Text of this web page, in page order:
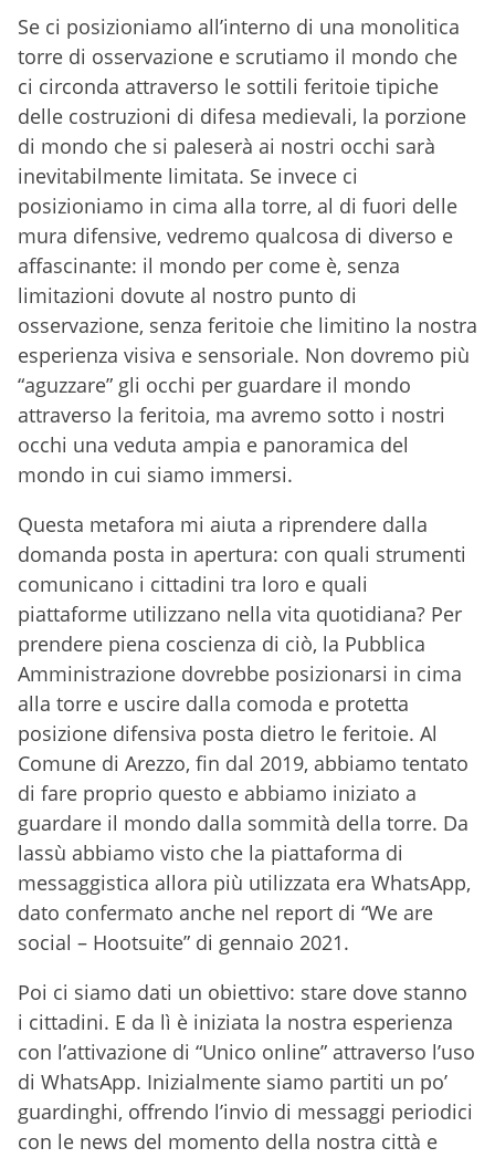
Se ci posizioniamo all’interno di una monolitica
torre di osservazione e scrutiamo il mondo che
ci circonda attraverso le sottili feritoie tipiche
delle costruzioni di difesa medievali, la porzione
di mondo che si paleserà ai nostri occhi sarà
inevitabilmente limitata. Se invece ci
posizioniamo in cima alla torre, al di fuori delle
mura difensive, vedremo qualcosa di diverso e
affascinante: il mondo per come è, senza
limitazioni dovute al nostro punto di
osservazione, senza feritoie che limitino la nostra
esperienza visiva e sensoriale. Non dovremo più
“aguzzare” gli occhi per guardare il mondo
attraverso la feritoia, ma avremo sotto i nostri
occhi una veduta ampia e panoramica del
mondo in cui siamo immersi.
Questa metafora mi aiuta a riprendere dalla
domanda posta in apertura: con quali strumenti
comunicano i cittadini tra loro e quali
piattaforme utilizzano nella vita quotidiana? Per
prendere piena coscienza di ciò, la Pubblica
Amministrazione dovrebbe posizionarsi in cima
alla torre e uscire dalla comoda e protetta
posizione difensiva posta dietro le feritoie. Al
Comune di Arezzo, fin dal 2019, abbiamo tentato
di fare proprio questo e abbiamo iniziato a
guardare il mondo dalla sommità della torre. Da
lassù abbiamo visto che la piattaforma di
messaggistica allora più utilizzata era WhatsApp,
dato confermato anche nel report di “We are
social – Hootsuite” di gennaio 2021.
Poi ci siamo dati un obiettivo: stare dove stanno
i cittadini. E da lì è iniziata la nostra esperienza
con l’attivazione di “Unico online” attraverso l’uso
di WhatsApp. Inizialmente siamo partiti un po’
guardinghi, offrendo l’invio di messaggi periodici
con le news del momento della nostra città e